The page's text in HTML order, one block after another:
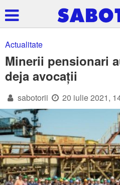
Actualitate
Minerii pensionari
deja avocații
sabotorii 20 iulie 2021,